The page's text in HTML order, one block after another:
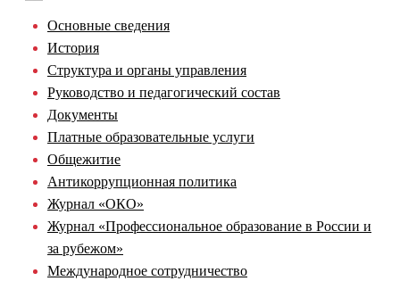
Основные сведения
История
Структура и органы управления
Руководство и педагогический состав
Документы
Платные образовательные услуги
Общежитие
Антикоррупционная политика
Журнал «ОКО»
Журнал «Профессиональное образование в России и
за рубежом»
Международное сотрудничество